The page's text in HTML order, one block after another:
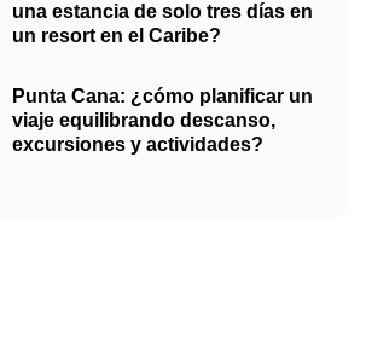
una estancia de solo tres días en
un resort en el Caribe?
Punta Cana: ¿cómo planificar un
viaje equilibrando descanso,
excursiones y actividades?